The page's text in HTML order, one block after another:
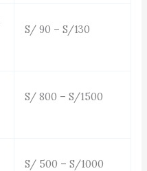
S/ 90 – S/130
S/ 800 – S/1500
S/ 500 – S/1000